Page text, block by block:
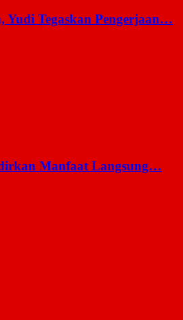
Yudi Tegaskan Pengerjaan…
Manfaat Langsung…